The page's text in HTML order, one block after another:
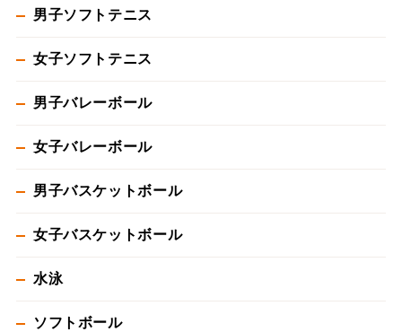
男子ソフトテニス
女子ソフトテニス
男子バレーボール
女子バレーボール
男子バスケットボール
女子バスケットボール
水泳
ソフトボール